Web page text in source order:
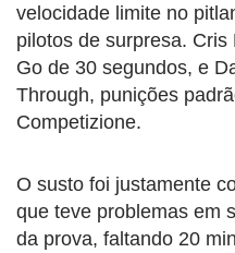
velocidade limite no
pilotos de surpresa.
Go de 30 segundos, e
Through, punições
Competizione.
O susto foi justamente
que teve problemas em
da prova, faltando 20